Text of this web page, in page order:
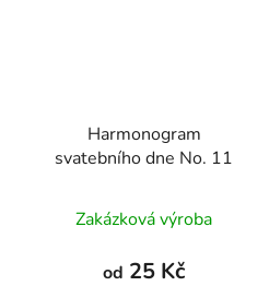
Harmonogram
svatebního dne No. 11
Zakázková výroba
od 25 Kč